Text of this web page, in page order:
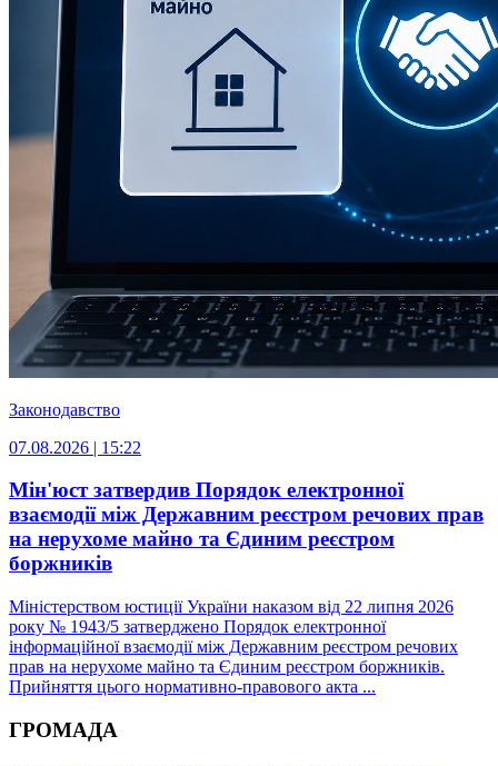
Законодавство
07.08.2026 | 15:22
Мін'юст затвердив Порядок електронної
взаємодії між Державним реєстром речових прав
на нерухоме майно та Єдиним реєстром
боржників
Міністерством юстиції України наказом від 22 липня 2026
року № 1943/5 затверджено Порядок електронної
інформаційної взаємодії між Державним реєстром речових
прав на нерухоме майно та Єдиним реєстром боржників.
Прийняття цього нормативно-правового акта ...
ГРОМАДА